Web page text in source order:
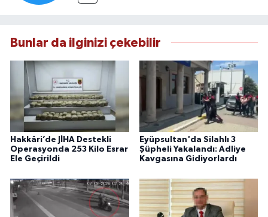
Bunlar da ilginizi çekebilir
Hakkâri’de JİHA Destekli
Operasyonda 253 Kilo Esrar
Ele Geçirildi
Eyüpsultan'da Silahlı 3
Şüpheli Yakalandı: Adliye
Kavgasına Gidiyorlardı